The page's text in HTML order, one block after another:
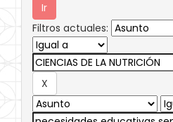
Filtros actuales: